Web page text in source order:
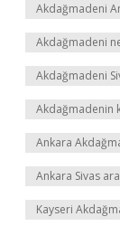
Akdağmadeni
Akdağmadeni
Akdağmadeni
Akdağmadenin
Ankara
Ankara Sivas
Kayseri